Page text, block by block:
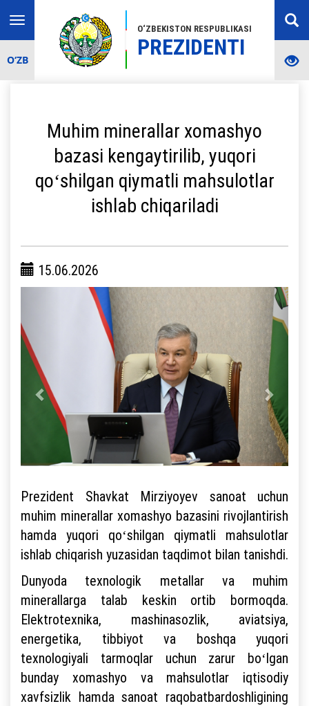
O‘ZBEKISTON RESPUBLIKASI
PREZIDENTI
Toggle
navigation
O‘ZB
Muhim minerallar xomashyo
bazasi kengaytirilib, yuqori
qoʻshilgan qiymatli mahsulotlar
ishlab chiqariladi
15.06.2026
Prezident Shavkat Mirziyoyev sanoat uchun
muhim minerallar xomashyo bazasini rivojlantirish
hamda yuqori qoʻshilgan qiymatli mahsulotlar
ishlab chiqarish yuzasidan taqdimot bilan tanishdi.
Dunyoda texnologik metallar va muhim
minerallarga talab keskin ortib bormoqda.
Elektrotexnika, mashinasozlik, aviatsiya,
energetika, tibbiyot va boshqa yuqori
texnologiyali tarmoqlar uchun zarur boʻlgan
bunday xomashyo va mahsulotlar iqtisodiy
xavfsizlik hamda sanoat raqobatbardoshligining